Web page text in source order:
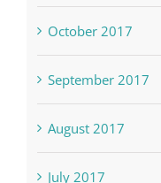
November 2017
October 2017
September 2017
August 2017